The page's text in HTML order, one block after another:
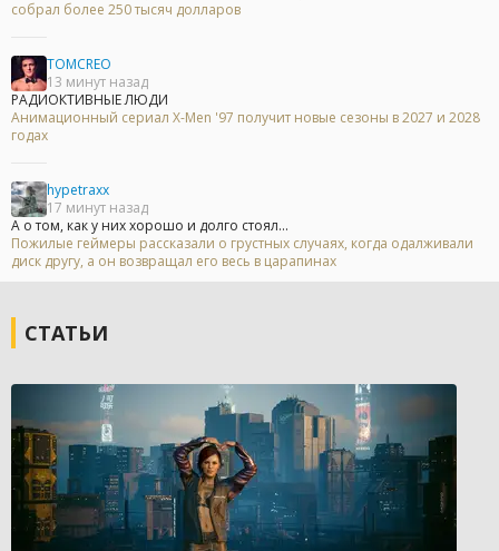
собрал более 250 тысяч долларов
TOMCREO
13 минут назад
РАДИОКТИВНЫЕ ЛЮДИ
Анимационный сериал X-Men '97 получит новые сезоны в 2027 и 2028
годах
hypetraxx
17 минут назад
А о том, как у них хорошо и долго стоял...
Пожилые геймеры рассказали о грустных случаях, когда одалживали
диск другу, а он возвращал его весь в царапинах
СТАТЬИ